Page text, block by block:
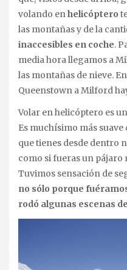
volando enhelicóptero
las montañas y de la
inaccesibles en coche.
media hora llegamos a
las montañas de nieve.
Queenstown a Milford
Volar en helicóptero es
Es muchísimo más
que tienes desde dentro
como si fueras un
Tuvimos sensación de
no sólo porque
rodó algunas escenas